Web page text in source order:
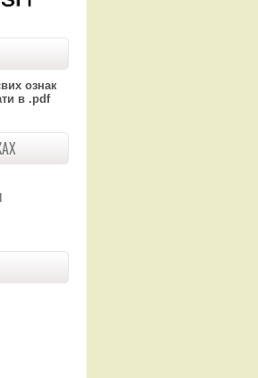
ознак
в .pdf